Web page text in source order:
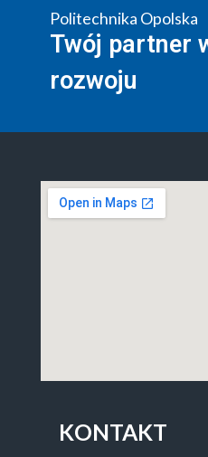
Politechnika Opolska
Twój partner
rozwoju
KONTAKT